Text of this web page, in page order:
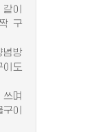
이
구
방
도
며
이